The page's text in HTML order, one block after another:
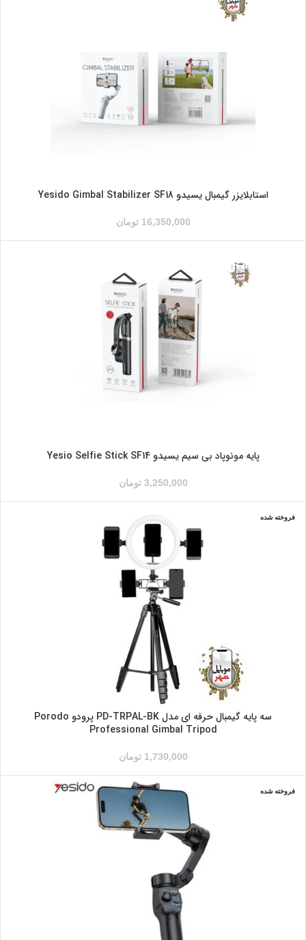
استابلایزر گیمبال یسیدو Yesido Gimbal Stabilizer SF18
16,350,000 تومان
پایه مونوپاد بی سیم یسیدو Yesio Selfie Stick SF14
3,250,000 تومان
فروخته شده
سه پایه گیمبال حرفه ای مدل PD-TRPAL-BK پرودو Porodo
Professional Gimbal Tripod
1,730,000 تومان
فروخته شده